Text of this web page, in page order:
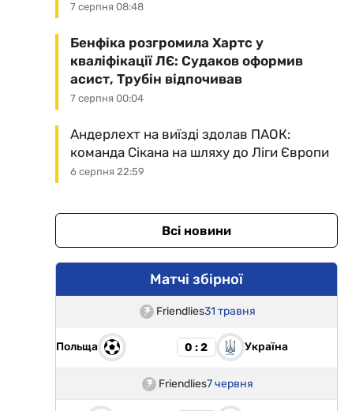
7 серпня 08:48
7 серпня 00:04
Бенфіка розгромила Хартс у
кваліфікації ЛЄ: Судаков оформив
асист, Трубін відпочивав
6 серпня 22:59
Андерлехт на виїзді здолав ПАОК:
команда Сікана на шляху до Ліги Європи
Всі новини
Матчі збірної
Friendlies31 травня
Польща 0 : 2 Україна
Friendlies7 червня